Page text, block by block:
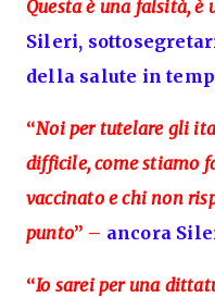
Questa è una falsità, è
Sileri,
della salute in
“Noi per tutelare gli
difficile, come stiamo
vaccinato e chi non
punto” – ancora
“Io sarei per una